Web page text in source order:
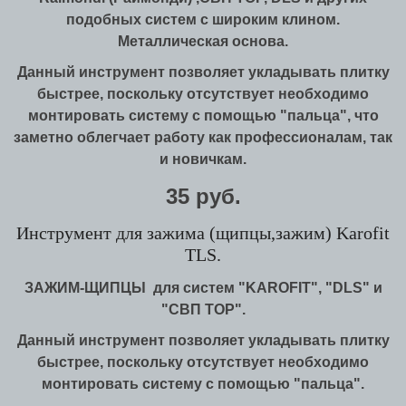
подобных систем с широким клином.
Металлическая основа.
Данный инструмент позволяет укладывать плитку
быстрее, поскольку отсутствует необходимо
монтировать систему с помощью "пальца", что
заметно облегчает работу как профессионалам, так
и новичкам.
35 руб.
Инструмент для зажима (щипцы,зажим) Karofit
TLS.
ЗАЖИМ-ЩИПЦЫ для систем "KAROFIT", "DLS" и
"СВП TOP".
Данный инструмент позволяет укладывать плитку
быстрее, поскольку отсутствует необходимо
монтировать систему с помощью "пальца".